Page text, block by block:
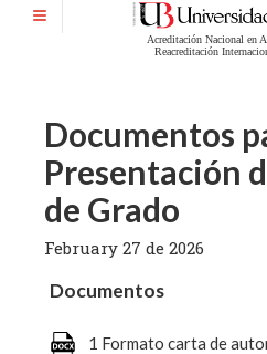
Acreditación Nacional en
Reacreditación
Documentos
Presentación
de Grado
February 27 de 2026
Documentos
1 Formato carta de